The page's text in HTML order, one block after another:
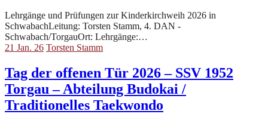
Lehrgänge und Prüfungen zur Kinderkirchweih 2026 in
SchwabachLeitung: Torsten Stamm, 4. DAN -
Schwabach/TorgauOrt: Lehrgänge:…
21 Jan. 26 Torsten Stamm
Tag der offenen Tür 2026 – SSV 1952
Torgau – Abteilung Budokai /
Traditionelles Taekwondo